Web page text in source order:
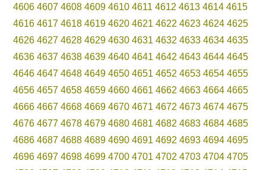
4606 4607 4608 4609 4610 4611 4612 4613 4614 4615
4616 4617 4618 4619 4620 4621 4622 4623 4624 4625
4626 4627 4628 4629 4630 4631 4632 4633 4634 4635
4636 4637 4638 4639 4640 4641 4642 4643 4644 4645
4646 4647 4648 4649 4650 4651 4652 4653 4654 4655
4656 4657 4658 4659 4660 4661 4662 4663 4664 4665
4666 4667 4668 4669 4670 4671 4672 4673 4674 4675
4676 4677 4678 4679 4680 4681 4682 4683 4684 4685
4686 4687 4688 4689 4690 4691 4692 4693 4694 4695
4696 4697 4698 4699 4700 4701 4702 4703 4704 4705